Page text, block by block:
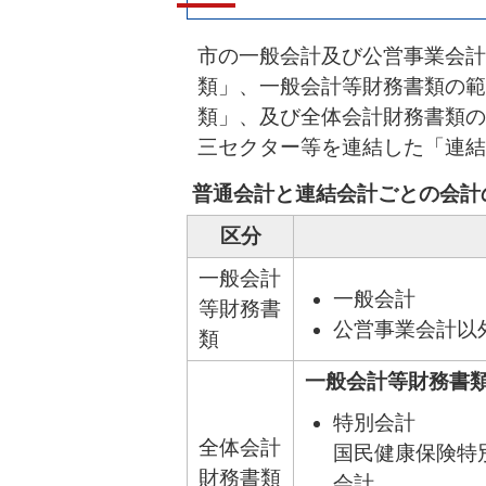
市の一般会計及び公営事業会
類」、一般会計等財務書類の
類」、及び全体会計財務書類
三セクター等を連結した「連
普通会計と連結会計ごとの会計
区分
一般会計
等財務書
類
一般会計
公営事業会計以
全体会計
財務書類
一般会計等財務書
特別会計
国民健康保険